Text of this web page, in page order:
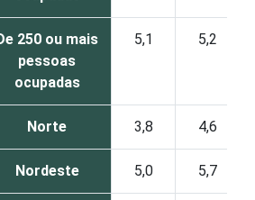
250 ou mais
pessoas
ocupadas
5,1 5,2
Norte 3,8 4,6
Nordeste 5,0 5,7